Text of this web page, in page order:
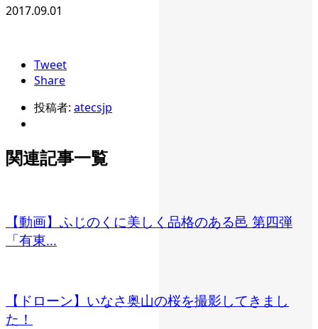
2017.09.01
Tweet
Share
投稿者: atecsjp
関連記事一覧
【動画】ふじのくに美しく品格のある邑 第四弾
「有東...
【ドローン】いなさ奥山の桜を撮影してきまし
た！